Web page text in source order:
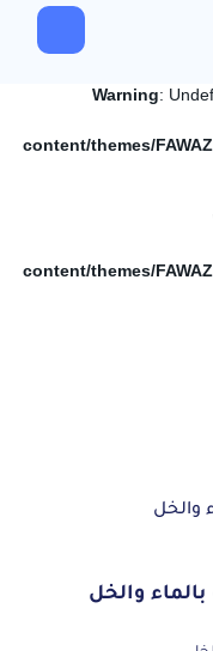
Warning:
content/themes/
content/themes/